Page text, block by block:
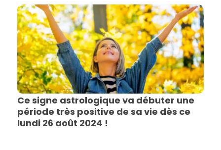
Ce signe astrologique va débuter une
période très positive de sa vie dès ce
lundi 26 août 2024 !